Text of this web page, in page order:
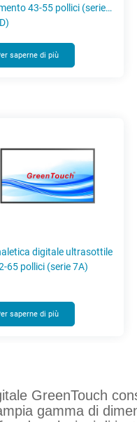
43-55 pollici (serie
saperne di più
digitale ultrasottile
65 pollici (serie 7A)
saperne di più
gamma di